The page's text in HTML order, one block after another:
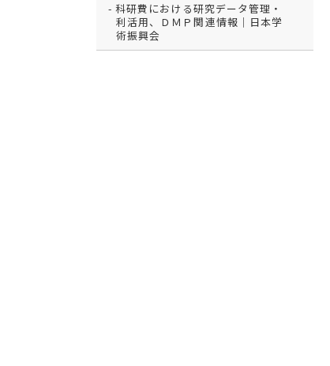
科研費における研究データ管理・
利活用、ＤＭＰ関連情報｜日本学
術振興会